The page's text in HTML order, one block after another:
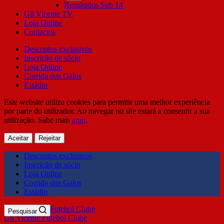
Resultados Sub 14
Gil Vicente TV
Loja Online
Contactos
Descontos exclusivos
Inscrição de sócio
Loja Online
Corrida dos Galos
Estádio
Este website utiliza cookies para permitir uma melhor experiência
por parte do utilizador. Ao navegar no site estará a consentir a sua
utilização. Sabe mais aqui.
Aceitar Rejeitar
Descontos exclusivos
Inscrição de sócio
Loja Online
Corrida dos Galos
Estádio
Gil Vicente Futebol Clube
Pesquisar